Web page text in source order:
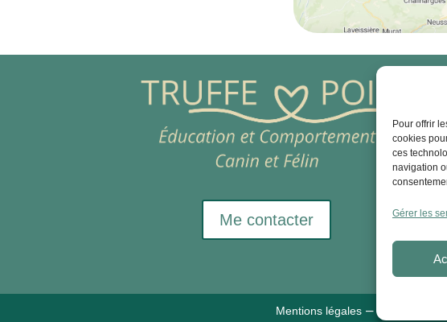
Pour offrir
cookies
ces
navigation
Gérer les
Me contacter
Mentions légales–Politique de